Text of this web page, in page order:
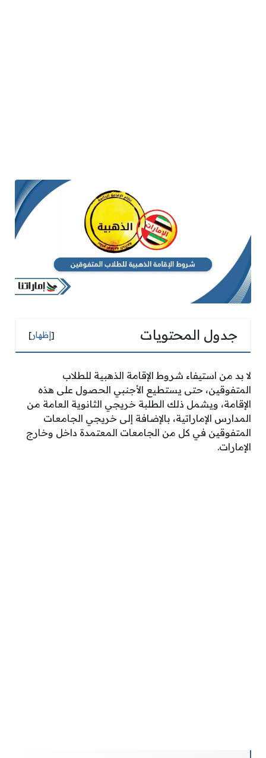
جدول المحتويات [إظهار]
لا بد من استيفاء شروط الإقامة الذهبية للطلاب
المتفوقين، حتى يستطيع الأجنبي الحصول على هذه
الإقامة، ويشمل ذلك الطلبة خريجي الثانوية العامة من
المدارس الإماراتية، بالإضافة إلى خريجي الجامعات
المتفوقين في كل من الجامعات المعتمدة داخل وخارج
الإمارات.